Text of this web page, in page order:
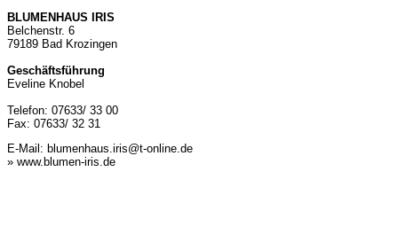
BLUMENHAUS IRIS
Belchenstr. 6
79189 Bad Krozingen
Geschäftsführung
Eveline Knobel
Telefon: 07633/ 33 00
Fax: 07633/ 32 31
E-Mail: blumenhaus.iris@t-online.de
» www.blumen-iris.de